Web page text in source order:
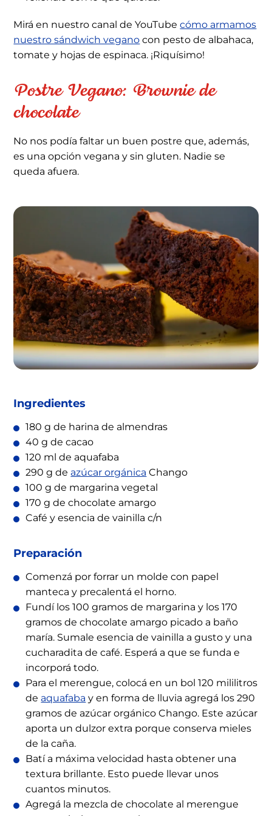
Mirá en nuestro canal de YouTubecómo armamos
nuestro sándwich vegano con pesto de albahaca,
tomate y hojas de espinaca. ¡Riquísimo!
Postre Vegano: Brownie de
chocolate
No nos podía faltar un buen postre que, además,
es una opción vegana y sin gluten. Nadie se
queda afuera.
Ingredientes
180 g de harina de almendras
40 g de cacao
120 ml de aquafaba
290 g de azúcar orgánica Chango
100 g de margarina vegetal
170 g de chocolate amargo
Café y esencia de vainilla c/n
Preparación
Comenzá por forrar un molde con papel
manteca y precalentá el horno.
Fundí los 100 gramos de margarina y los 170
gramos de chocolate amargo picado a baño
maría. Sumale esencia de vainilla a gusto y una
cucharadita de café. Esperá a que se funda e
incorporá todo.
Para el merengue, colocá en un bol 120 mililitros
de aquafaba y en forma de lluvia agregá los 290
gramos de azúcar orgánico Chango. Este azúcar
aporta un dulzor extra porque conserva mieles
de la caña.
Batí a máxima velocidad hasta obtener una
textura brillante. Esto puede llevar unos
cuantos minutos.
Agregá la mezcla de chocolate al merengue